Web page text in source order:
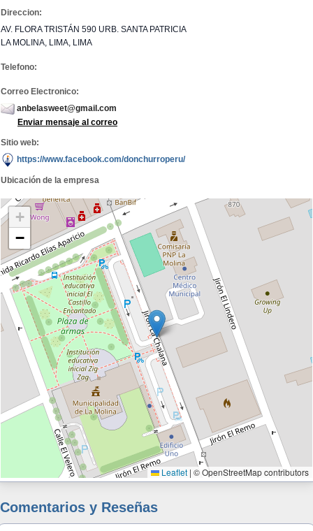
Direccion:
AV. FLORA TRISTÁN 590 URB. SANTA PATRICIA
LA MOLINA, LIMA, LIMA
Telefono:
Correo Electronico:
anbelasweet@gmail.com
Enviar mensaje al correo
Sitio web:
https://www.facebook.com/donchurroperu/
Ubicación de la empresa
+
−
Leaflet | © OpenStreetMap contributors
Comentarios y Reseñas